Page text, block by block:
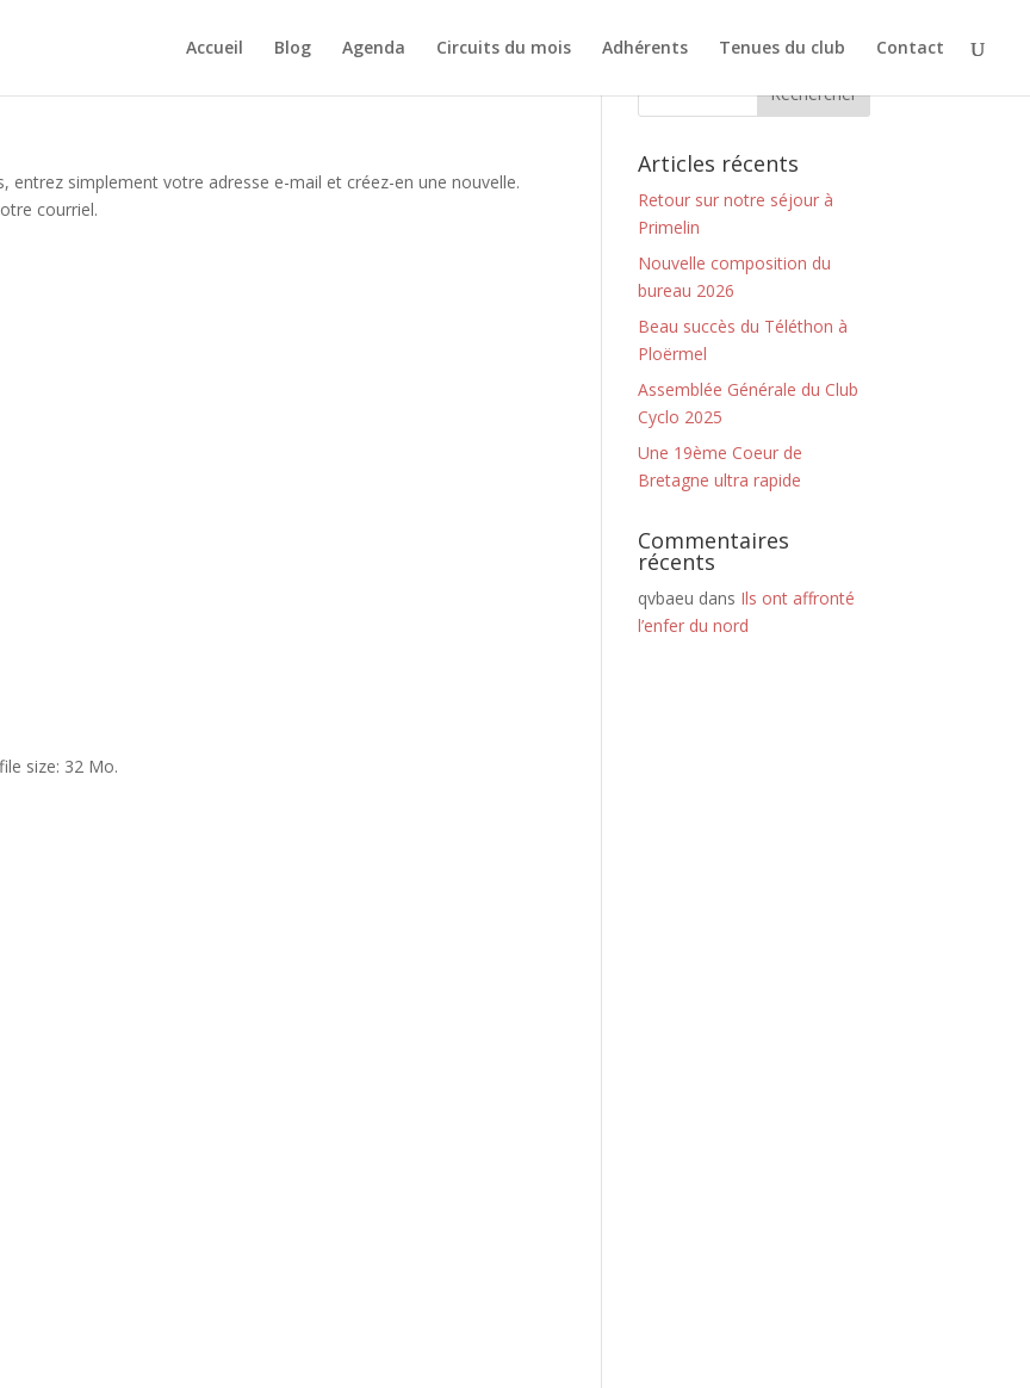
Accueil Blog Agenda Circuits du mois Adhérents Tenues du club Contact
entrez simplement votre adresse e-mail et créez-en une nouvelle.
courriel.
size: 32 Mo.
Articles récents
Retour sur notre séjour à
Primelin
Nouvelle composition du
bureau 2026
Beau succès du Téléthon à
Ploërmel
Assemblée Générale du Club
Cyclo 2025
Une 19ème Coeur de
Bretagne ultra rapide
Commentaires
récents
qvbaeu dans Ils ont affronté
l’enfer du nord